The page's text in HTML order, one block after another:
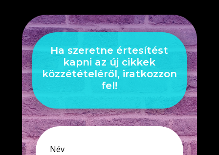
Ha szeretne értesítést
kapni az új cikkek
közzétételéről, iratkozzon
fel!
Név